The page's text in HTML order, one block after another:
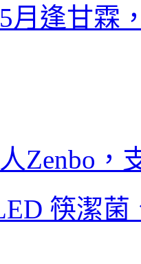
5月逢甘霖
Zenbo ，
筷潔菌